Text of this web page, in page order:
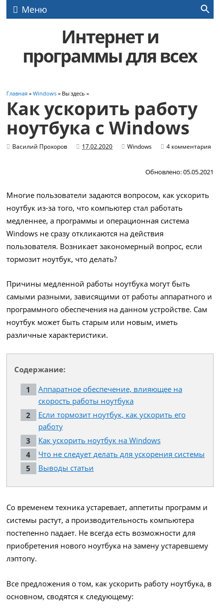
Меню
Интернет и
программы для всех
Главная »Windows » Вы здесь »
Как ускорить работу
ноутбука с Windows
Василий Прохоров 17.02.2020 Windows 4 комментария
Обновлено: 05.05.2021
Многие пользователи задаются вопросом, как ускорить
ноутбук из-за того, что компьютер стал работать
медленнее, а программы и операционная система
Windows не сразу откликаются на действия
пользователя. Возникает закономерный вопрос, если
тормозит ноутбук, что делать?
Причины медленной работы ноутбука могут быть
самыми разными, зависящими от работы аппаратного и
программного обеспечения на данном устройстве. Сам
ноутбук может быть старым или новым, иметь
различные характеристики.
Содержание:
Аппаратное обеспечение, влияющее на
скорость работы ноутбука
Если тормозит ноутбук, как ускорить его
работу
Как ускорить ноутбук на Windows
Что не следует делать для ускорения системы
Выводы статьи
Со временем техника устаревает, аппетиты программ и
системы растут, а производительность компьютера
постепенно падает. Не всегда есть возможности для
приобретения нового ноутбука на замену устаревшему
лэптопу.
Все предложения о том, как ускорить работу ноутбука, в
основном, сводятся к следующему: